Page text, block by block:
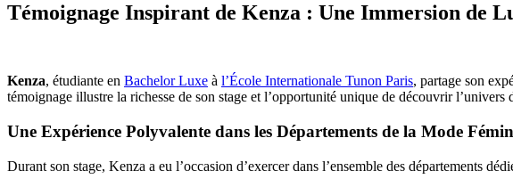
Témoignage Inspirant de Kenza : Une Immersion de
Kenza, étudiante en Bachelor Luxe à l’École Internationale Tunon Paris, partage son
témoignage illustre la richesse de son stage et l’opportunité unique de découvrir l’univers
Une Expérience Polyvalente dans les Départements de la Mode
Durant son stage, Kenza a eu l’occasion d’exercer dans l’ensemble des départements